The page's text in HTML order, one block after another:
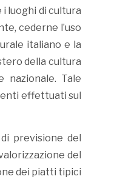
luoghi di cultura
cederne l’uso
italiano e la
della cultura
nazionale. Tale
effettuati sul
previsione del
del
dei piatti tipici